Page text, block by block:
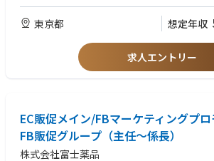
【歓迎要件】
●健康食品、医薬品（OTC/ヘルスケア）または消
商品企画・開発経験
●新商品立ち上げ（コンセプト～仕様～発売～振
●価格戦略／ポートフォリオ設計の経験
●予算策定、PLマネジメント、KPI設計・運用の
●ピープルマネジメント（部下育成・目標管理・評
【求める人物像】
東京都 想定年収
求人エントリー
EC販促メイン/FBマーケティングプ
FB販促グループ（主任～係長）
株式会社富士薬品